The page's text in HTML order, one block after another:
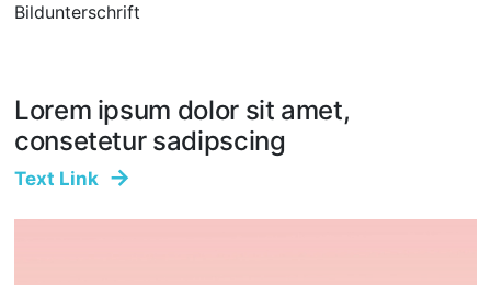
Bildunterschrift
Lorem ipsum dolor sit amet,
consetetur sadipscing
Text Link